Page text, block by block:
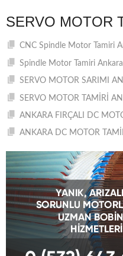
SERVO MOTOR
CNC Spindle Motor Tamiri
Spindle Motor Tamiri Ankara
SERVO MOTOR SARIMI
SERVO MOTOR TAMİRİ
ANKARA FIRÇALI DC
ANKARA DC MOTOR